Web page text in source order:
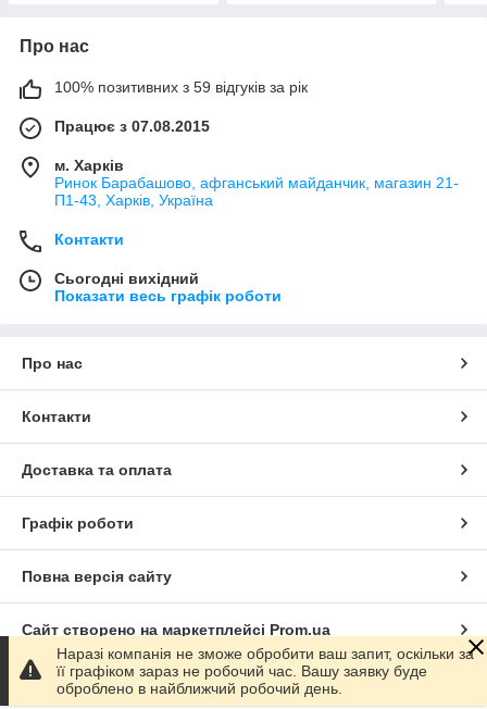
Про нас
100% позитивних з 59 відгуків за рік
Працює з 07.08.2015
м. Харків
Ринок Барабашово, афганський майданчик, магазин 21-
П1-43, Харків, Україна
Контакти
Сьогодні вихідний
Показати весь графік роботи
Про нас
Контакти
Доставка та оплата
Графік роботи
Повна версія сайту
Сайт створено на маркетплейсі Prom.ua
Політика конфіденційності
Наразі компанія не зможе обробити ваш запит, оскільки за
її графіком зараз не робочий час. Вашу заявку буде
оброблено в найближчий робочий день.